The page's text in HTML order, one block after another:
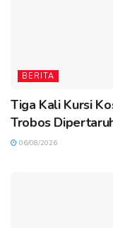
BERITA
Tiga Kali Kursi
Trobos
06/08/2026